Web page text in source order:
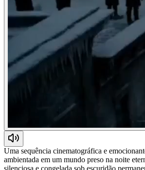
Uma sequência cinematográfica e
ambientada em um mundo preso na noite
silenciosa e congelada sob escuridão